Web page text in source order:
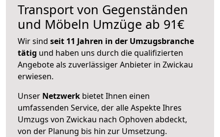
Transport von Gegenständen
und Möbeln Umzüge ab 91€
Wir sind seit 11 Jahren in der Umzugsbranche
tätig und haben uns durch die qualifizierten
Angebote als zuverlässiger Anbieter in Zwickau
erwiesen.
Unser Netzwerk bietet Ihnen einen
umfassenden Service, der alle Aspekte Ihres
Umzugs von Zwickau nach Ophoven abdeckt,
von der Planung bis hin zur Umsetzung.